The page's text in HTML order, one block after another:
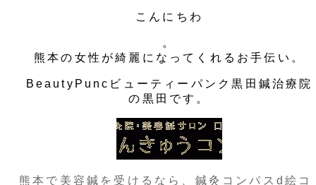
こんにちわ
。
熊本の女性が綺麗になってくれるお手伝い。
BeautyPuncビューティーパンク黒田鍼治療院
の黒田です。
熊本で美容鍼を受けるなら、鍼灸コンパスd絵コ